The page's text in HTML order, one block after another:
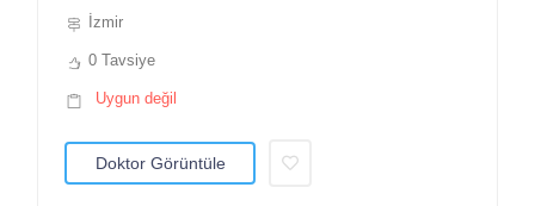
İzmir
0 Tavsiye
Uygun değil
Doktor Görüntüle